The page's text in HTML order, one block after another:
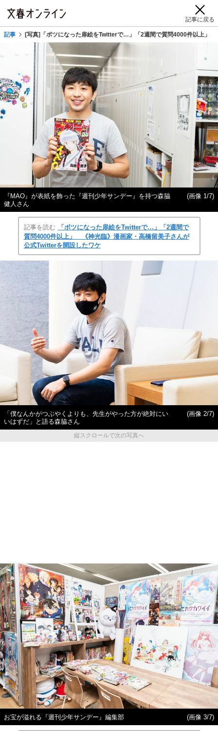
記事に戻る
記事 [写真]「ボツになった扉絵をTwitterで…」「2週間で質問4000件以上」
『MAO』が表紙を飾った『週刊少年サンデー』を持つ森脇
健人さん
(画像 1/7)
記事を読む
「ボツになった扉絵をTwitterで…」「2週間で
質問4000件以上」 《神光臨》漫画家・高橋留美子さんが
公式Twitterを開設したワケ
「僕なんかがつぶやくよりも、先生がやった方が絶対にい
いはずだ」と語る森脇さん
(画像 2/7)
縦スクロールで次の写真へ
お宝が溢れる『週刊少年サンデー』編集部 (画像 3/7)